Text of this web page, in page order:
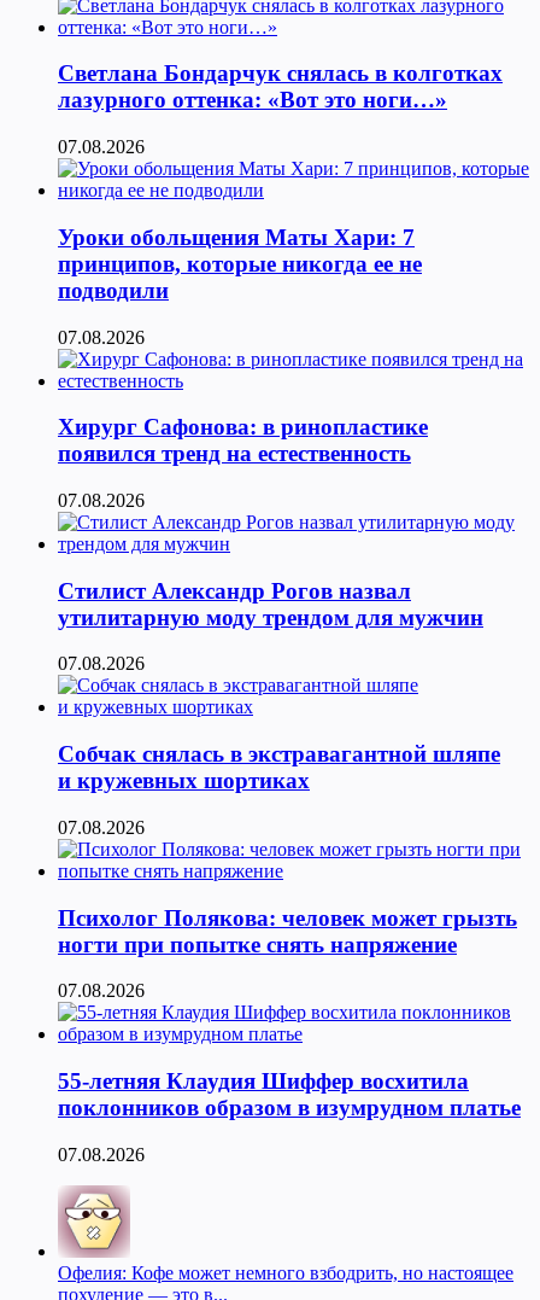
Светлана Бондарчук снялась в колготках
лазурного оттенка: «Вот это ноги…»
07.08.2026
Уроки обольщения Маты Хари: 7
принципов, которые никогда ее не
подводили
07.08.2026
Хирург Сафонова: в ринопластике
появился тренд на естественность
07.08.2026
Стилист Александр Рогов назвал
утилитарную моду трендом для мужчин
07.08.2026
Собчак снялась в экстравагантной шляпе
и кружевных шортиках
07.08.2026
Психолог Полякова: человек может грызть
ногти при попытке снять напряжение
07.08.2026
55-летняя Клаудия Шиффер восхитила
поклонников образом в изумрудном платье
07.08.2026
Офелия: Кофе может немного взбодрить, но настоящее
похудение — это в...